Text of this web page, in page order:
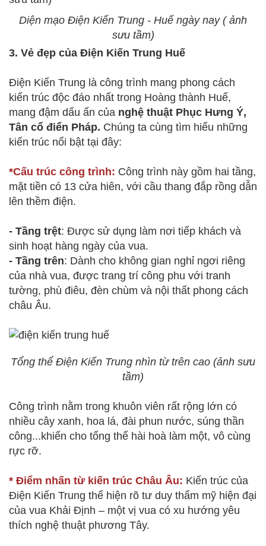
Diện mạo Điện Kiến Trung - Huế ngày nay ( ảnh
sưu tầm)
3. Vẻ đẹp của Điện Kiến Trung Huế
Điện Kiến Trung là công trình mang phong cách
kiến trúc độc đáo nhất trong Hoàng thành Huế,
mang đậm dấu ấn của nghệ thuật Phục Hưng Ý,
Tân cổ điển Pháp. Chúng ta cùng tìm hiểu những
kiến trúc nổi bật tại đây:
*Cấu trúc công trình: Công trình này gồm hai tầng,
mặt tiền có 13 cửa hiên, với cầu thang đắp rồng dẫn
lên thềm điện.
- Tầng trệt: Được sử dụng làm nơi tiếp khách và
sinh hoạt hàng ngày của vua.
- Tầng trên: Dành cho không gian nghỉ ngơi riêng
của nhà vua, được trang trí công phu với tranh
tường, phù điêu, đèn chùm và nội thất phong cách
châu Âu.
Tổng thể Điện Kiến Trung nhìn từ trên cao (ảnh sưu
tầm)
Công trình nằm trong khuôn viên rất rộng lớn có
nhiều cây xanh, hoa lá, đài phun nước, súng thần
công...khiến cho tổng thể hài hoà làm một, vô cùng
rực rỡ.
* Điểm nhấn từ kiến trúc Châu Âu: Kiến trúc của
Điện Kiến Trung thể hiện rõ tư duy thẩm mỹ hiện đại
của vua Khải Định – một vị vua có xu hướng yêu
thích nghệ thuật phương Tây.